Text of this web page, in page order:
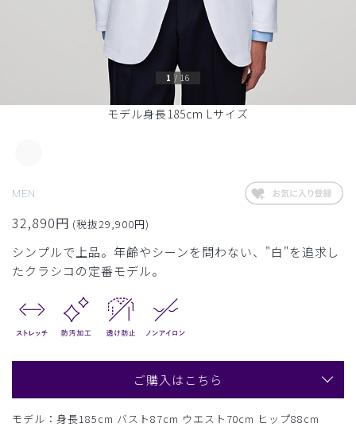
モデル身長185cm Lサイズ
1 / 16
MEN
32,890円 (税抜29,900円)
シンプルで上品。年齢やシーンを問わない、"白"を追求し
たクラシコの定番モデル。
ご購入はこちら
モデル：身長185cm バスト87cm ウエスト70cm ヒップ88cm